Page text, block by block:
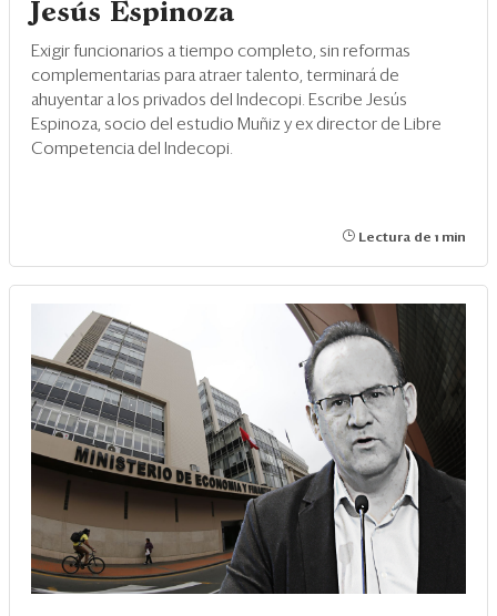
Edición Impresa
Jesús Espinoza
Exigir funcionarios a tiempo completo, sin reformas
complementarias para atraer talento, terminará de
ahuyentar a los privados del Indecopi. Escribe Jesús
Espinoza, socio del estudio Muñiz y ex director de Libre
Competencia del Indecopi.
Lectura de 1 min